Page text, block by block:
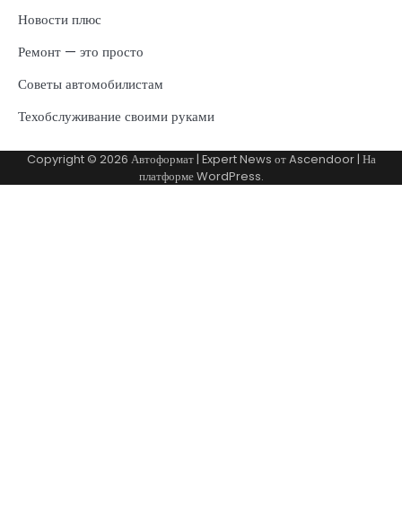
Новости плюс
Ремонт — это просто
Советы автомобилистам
Техобслуживание своими руками
Copyright © 2026 Автоформат| Expert News отAscendoor| На
платформеWordPress.